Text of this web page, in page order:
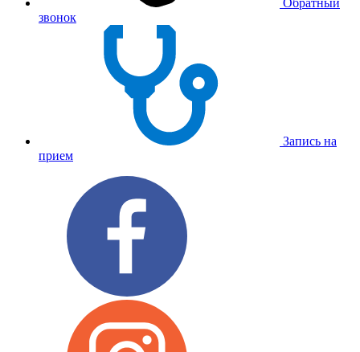
Обратный
звонок
Запись на
прием